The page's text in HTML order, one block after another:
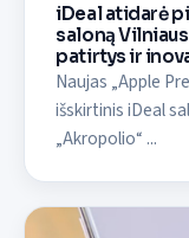
iDeal atidarė
saloną
patirtys ir
Naujas „Apple
išskirtinis iDeal
„Akropolio“ ...